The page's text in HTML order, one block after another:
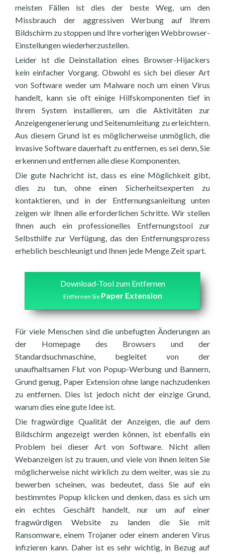
meisten Fällen ist dies der beste Weg, um den
Missbrauch der aggressiven Werbung auf Ihrem
Bildschirm zu stoppen und Ihre vorherigen Webbrowser-
Einstellungen wiederherzustellen.
Leider ist die Deinstallation eines Browser-Hijackers
kein einfacher Vorgang. Obwohl es sich bei dieser Art
von Software weder um Malware noch um einen Virus
handelt, kann sie oft einige Hilfskomponenten tief in
Ihrem System installieren, um die Aktivitäten zur
Anzeigengenerierung und Seitenumleitung zu erleichtern.
Aus diesem Grund ist es möglicherweise unmöglich, die
invasive Software dauerhaft zu entfernen, es sei denn, Sie
erkennen und entfernen alle diese Komponenten.
Die gute Nachricht ist, dass es eine Möglichkeit gibt,
dies zu tun, ohne einen Sicherheitsexperten zu
kontaktieren, und in der Entfernungsanleitung unten
zeigen wir Ihnen alle erforderlichen Schritte. Wir stellen
Ihnen auch ein professionelles Entfernungstool zur
Selbsthilfe zur Verfügung, das den Entfernungsprozess
erheblich beschleunigt und Ihnen jede Menge Zeit spart.
Download-Tool zum Entfernen
Entfernen Sie Paper Extension
Für viele Menschen sind die unbefugten Änderungen an
der Homepage des Browsers und der
Standardsuchmaschine, begleitet von der
unaufhaltsamen Flut von Popup-Werbung und Bannern,
Grund genug, Paper Extension ohne lange nachzudenken
zu entfernen. Dies ist jedoch nicht der einzige Grund,
warum dies eine gute Idee ist.
Die fragwürdige Qualität der Anzeigen, die auf dem
Bildschirm angezeigt werden können, ist ebenfalls ein
Problem bei dieser Art von Software. Nicht allen
Webanzeigen ist zu trauen, und viele von ihnen leiten Sie
möglicherweise nicht wirklich zu dem weiter, was sie zu
bewerben scheinen, was bedeutet, dass Sie auf ein
bestimmtes Popup klicken und denken, dass es sich um
ein echtes Geschäft handelt, nur um auf einer
fragwürdigen Website zu landen die Sie mit
Ransomware, einem Trojaner oder einem anderen Virus
infizieren kann. Daher ist es sehr wichtig, in Bezug auf